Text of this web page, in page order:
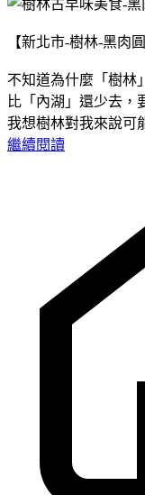
【新北市-樹林-黑
不知道為什麼「樹林
比「內湖」還少去，
我想樹林對我來說可
繼續閱讀